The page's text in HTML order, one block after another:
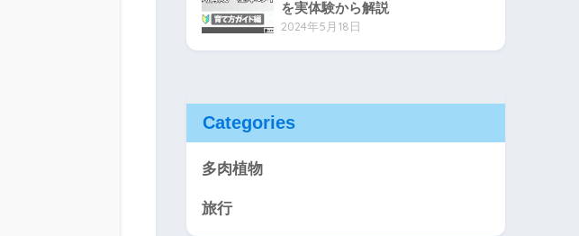
を実体験から解説
2024年5月18日
Categories
多肉植物
旅行